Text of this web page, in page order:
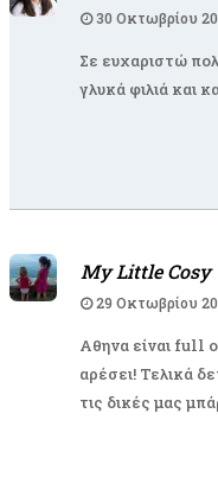
30 Οκτωβρίου
Σε ευχαριστώ
γλυκά φιλιά και
My Little Cosy
29 Οκτωβρίου
Αθηνα είναι full
αρέσει! Τελικά
τις δικές μας